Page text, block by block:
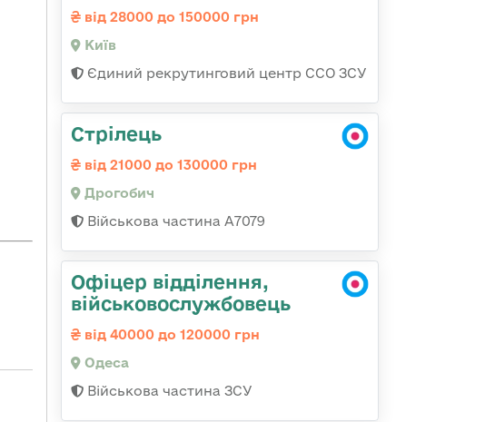
від 28000 до 150000 грн
Київ
Єдиний рекрутинговий центр ССО ЗСУ
Стрілець
від 21000 до 130000 грн
Дрогобич
Військова частина А7079
Офіцер відділення,
військовослужбовець
від 40000 до 120000 грн
Одеса
Військова частина ЗСУ